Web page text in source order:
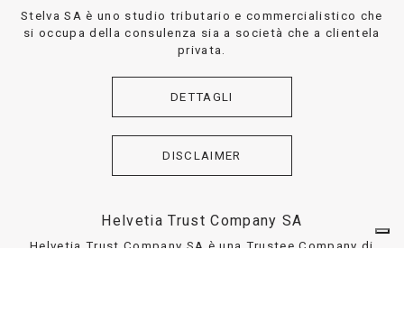
Stelva SA è uno studio tributario e commercialistico che
si occupa della consulenza sia a società che a clientela
privata.
DETTAGLI
DISCLAIMER
Helvetia Trust Company SA
Helvetia Trust Company SA è una Trustee Company di